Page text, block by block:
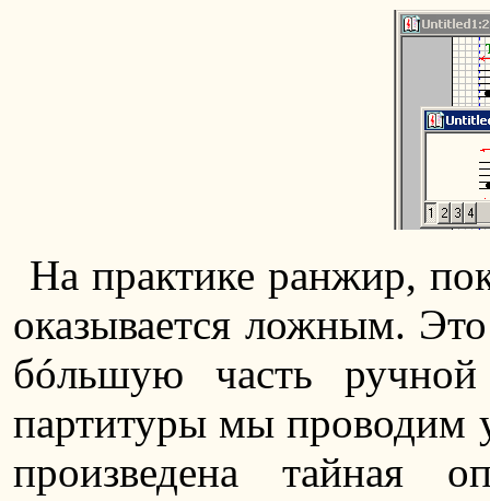
На практике ранжир,
оказывается ложным. Это
бóльшую часть
партитуры мы проводим
произведена тайная